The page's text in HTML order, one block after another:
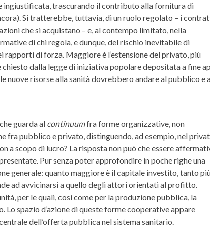
ingiustificata, trascurando il contributo alla fornitura di
Si tratterebbe, tuttavia, di un ruolo regolato – i
che si acquistano – e, al contempo limitato, nella
di chi regola, e dunque, del rischio inevitabile di
di forza. Maggiore è l’estensione del privato, più
dalla legge di iniziativa popolare depositata a fine
nuove risorse alla sanità dovrebbero andare al pubblico e
guarda al continuumfra forme organizzative, non
fra pubblico e privato, distinguendo, ad esempio, nel
scopo di lucro? La risposta non può che essere
Pur senza poter approfondire in poche righe una
generale: quanto maggiore è il capitale investito, tanto
ad avvicinarsi a quello degli attori orientati al profitto.
per le quali, così come per la produzione pubblica, la
spazio d’azione di queste forme cooperative appare
dell’offerta pubblica nel sistema sanitario.